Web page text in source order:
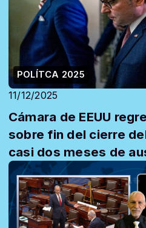
POLÍTCA 2025
11/12/2025
Cámara de EEUU
sobre fin del cierre
casi dos meses de